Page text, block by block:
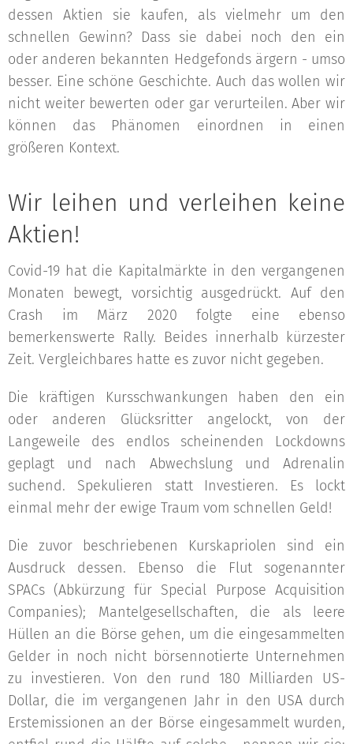
dessen Aktien sie kaufen, als vielmehr um den
schnellen Gewinn? Dass sie dabei noch den ein
oder anderen bekannten Hedgefonds ärgern - umso
besser. Eine schöne Geschichte. Auch das wollen wir
nicht weiter bewerten oder gar verurteilen. Aber wir
können das Phänomen einordnen in einen
größeren Kontext.
Wir leihen und verleihen keine
Aktien!
Covid-19 hat die Kapitalmärkte in den vergangenen
Monaten bewegt, vorsichtig ausgedrückt. Auf den
Crash im März 2020 folgte eine ebenso
bemerkenswerte Rally. Beides innerhalb kürzester
Zeit. Vergleichbares hatte es zuvor nicht gegeben.
Die kräftigen Kursschwankungen haben den ein
oder anderen Glücksritter angelockt, von der
Langeweile des endlos scheinenden Lockdowns
geplagt und nach Abwechslung und Adrenalin
suchend. Spekulieren statt Investieren. Es lockt
einmal mehr der ewige Traum vom schnellen Geld!
Die zuvor beschriebenen Kurskapriolen sind ein
Ausdruck dessen. Ebenso die Flut sogenannter
SPACs (Abkürzung für Special Purpose Acquisition
Companies); Mantelgesellschaften, die als leere
Hüllen an die Börse gehen, um die eingesammelten
Gelder in noch nicht börsennotierte Unternehmen
zu investieren. Von den rund 180 Milliarden US-
Dollar, die im vergangenen Jahr in den USA durch
Erstemissionen an der Börse eingesammelt wurden,